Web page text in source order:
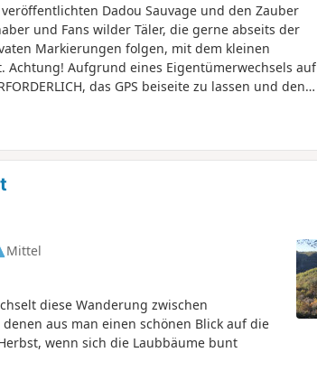
Dadou Sauvage und den Zauber
und Fans wilder Täler, die gerne abseits der
Markierungen folgen, mit dem kleinen
Achtung! Aufgrund eines Eigentümerwechsels auf
das GPS beiseite zu lassen und den
Mittel
diese Wanderung zwischen
aus man einen schönen Blick auf die
wenn sich die Laubbäume bunt